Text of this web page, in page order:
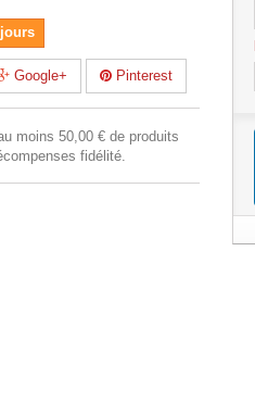
Google+ Pinterest
moins 50,00 € de produits
fidélité.